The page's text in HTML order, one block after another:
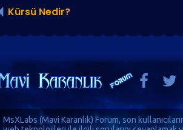
Kürsü Nedir?
MsXLabs (Mavi Karanlık) Forum, son